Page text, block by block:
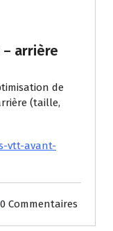
– arrière
de
(taille,
vtt-avant-
0 Commentaires